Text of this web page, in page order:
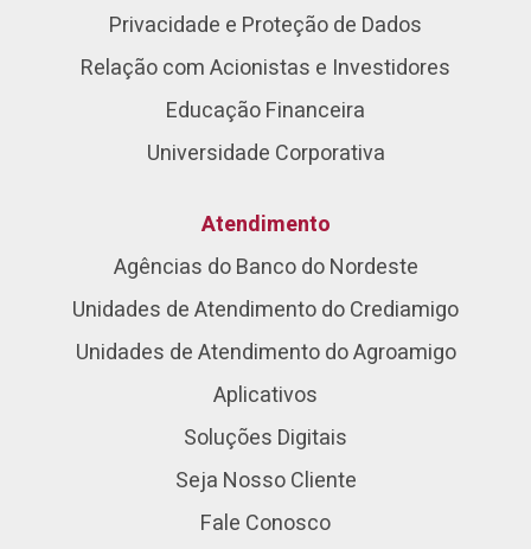
Privacidade e Proteção de Dados
Relação com Acionistas e Investidores
Educação Financeira
Universidade Corporativa
Atendimento
Agências do Banco do Nordeste
Unidades de Atendimento do Crediamigo
Unidades de Atendimento do Agroamigo
Aplicativos
Soluções Digitais
Seja Nosso Cliente
Fale Conosco